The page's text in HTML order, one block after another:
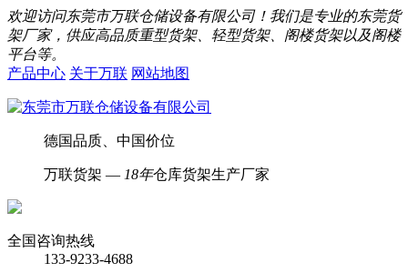
欢迎访问东莞市万联仓储设备有限公司！我们是专业的东莞货
架厂家，供应高品质重型货架、轻型货架、阁楼货架以及阁楼
平台等。
产品中心 关于万联 网站地图
德国品质、中国价位
万联货架 — 18年仓库货架生产厂家
全国咨询热线
133-9233-4688